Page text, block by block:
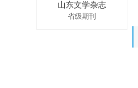
山东文学杂志
省级期刊